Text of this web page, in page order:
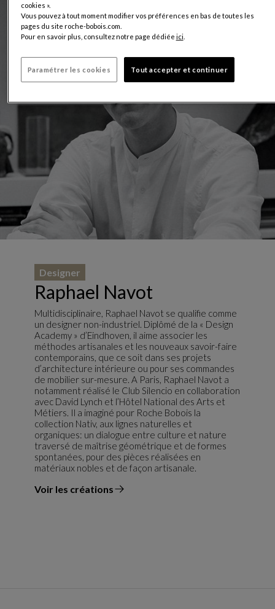
Raphael Navot
Designer
Multidisciplinaire, Raphael Navot se qualifie comme
un designer non-industriel. Diplômé de la « Design
Academy » d’Eindhoven, il aime associer les
méthodes artisanales et les nouveaux savoir-faire
contemporains, que ce soit dans ses projets
d’architecture intérieure ou pour ses commandes
de mobilier sur-mesure. A Paris, Raphael Navot a
notamment réalisé le Club Silencio en collaboration
avec David Lynch et l’Hôtel National des Arts et
Métiers. Il a imaginé pour Roche Bobois la
collection Nativ, aux lignes naturelles et
organiques: un dialogue entre culture et nature
traversé de maîtrise géométrique et de formes
spontanées, pour des pièces réalisées en
matériaux nobles et de façon artisanale.
Voir les créations
du designer
cookies ».
Vous pouvez à tout moment modifier vos préférences en bas de toutes les
pages du site roche-bobois.com.
Pour en savoir plus, consultez notre page dédiée ici.
Paramétrer les cookies Tout accepter et continuer